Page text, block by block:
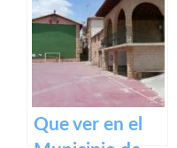
belleza de este
pueblo.
Que ver en el